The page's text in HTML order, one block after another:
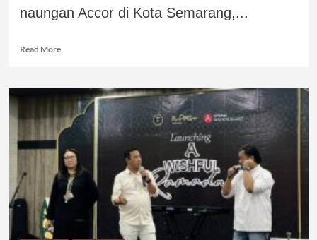
naungan Accor di Kota Semarang,...
Read More